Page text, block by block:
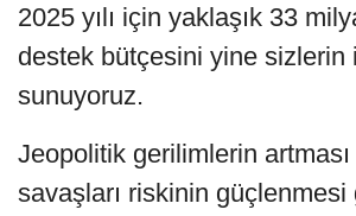
2025 yılı için yaklaşık 33
destek bütçesini yine sizlerin
sunuyoruz.
Jeopolitik gerilimlerin
savaşları riskinin güçlenmesi